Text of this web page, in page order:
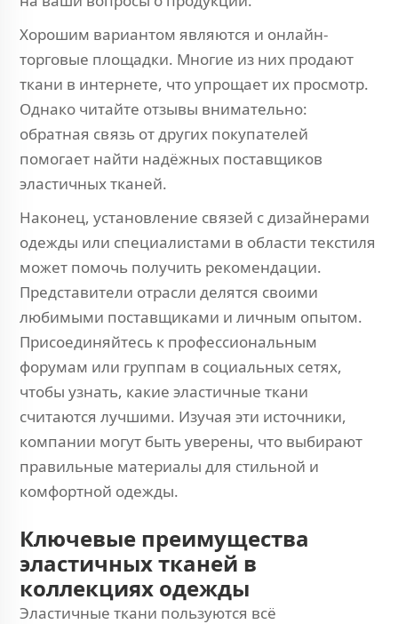
Хорошим вариантом являются и онлайн-
торговые площадки. Многие из них продают
ткани в интернете, что упрощает их просмотр.
Однако читайте отзывы внимательно:
обратная связь от других покупателей
помогает найти надёжных поставщиков
эластичных тканей.
Наконец, установление связей с дизайнерами
одежды или специалистами в области текстиля
может помочь получить рекомендации.
Представители отрасли делятся своими
любимыми поставщиками и личным опытом.
Присоединяйтесь к профессиональным
форумам или группам в социальных сетях,
чтобы узнать, какие эластичные ткани
считаются лучшими. Изучая эти источники,
компании могут быть уверены, что выбирают
правильные материалы для стильной и
комфортной одежды.
Ключевые преимущества
эластичных тканей в
коллекциях одежды
Эластичные ткани пользуются всё